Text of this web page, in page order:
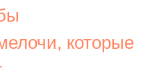
которые